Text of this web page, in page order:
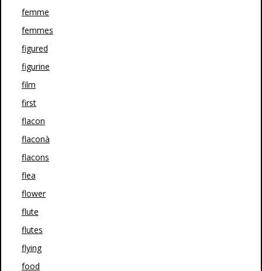
femme
femmes
figured
figurine
film
first
flacon
flaconà
flacons
flea
flower
flute
flutes
flying
food